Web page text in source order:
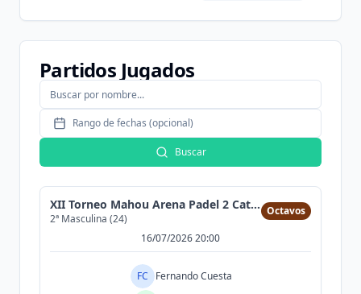
Partidos Jugados
Rango de fechas (opcional)
Buscar
XII Torneo Mahou Arena Padel 2 Cat (300MAX)
2ª Masculina (24)
Octavos
16/07/2026 20:00
FC
Fernando Cuesta